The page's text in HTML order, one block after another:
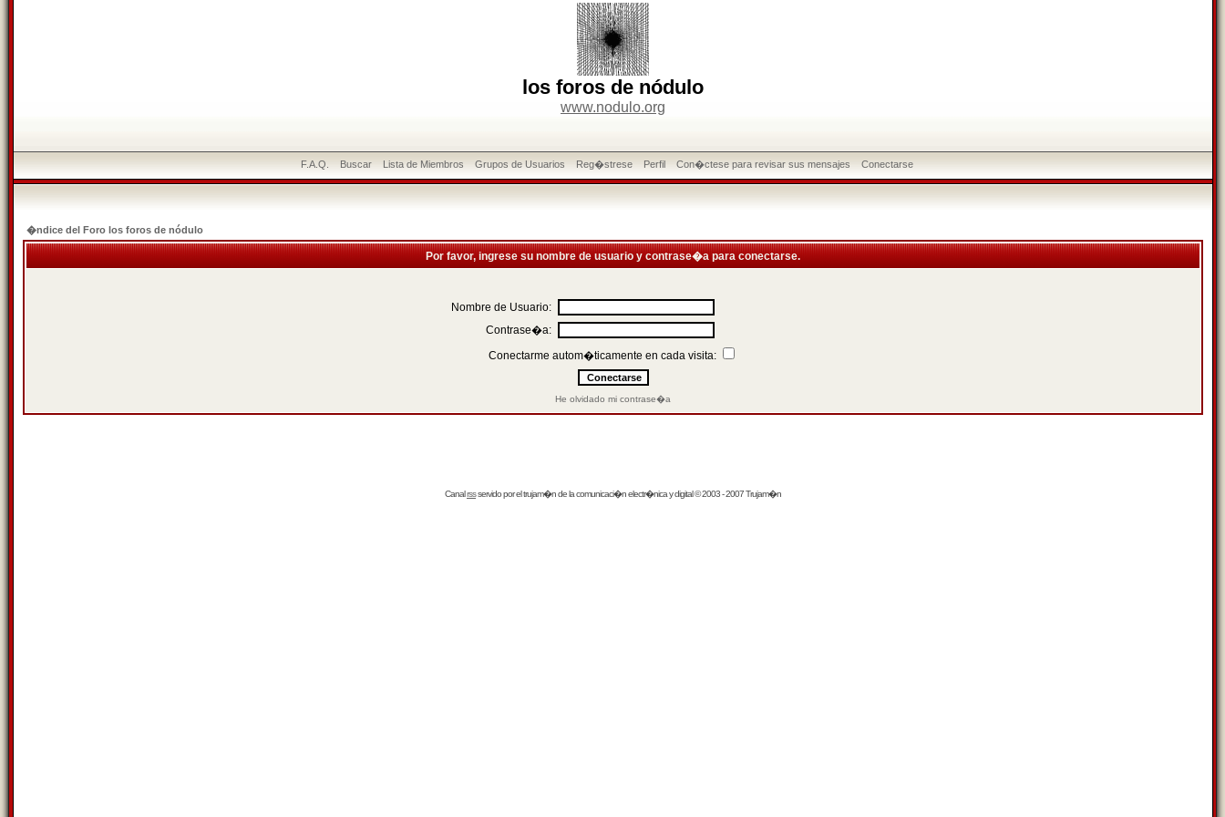
los foros de nódulo
www.nodulo.org
F.A.Q. Buscar Lista de Miembros Grupos de Usuarios Reg�strese Perfil Con�ctese para revisar sus mensajes Conectarse
�ndice del Foro los foros de nódulo
Por favor, ingrese su nombre de usuario y contrase�a para conectarse.
Nombre de Usuario:
Contrase�a:
Conectarme autom�ticamente en cada visita:
He olvidado mi contrase�a
Canalrssservido por eltrujam�nde la comunicaci�n electr�nica y digital © 2003 - 2007 Trujam�n